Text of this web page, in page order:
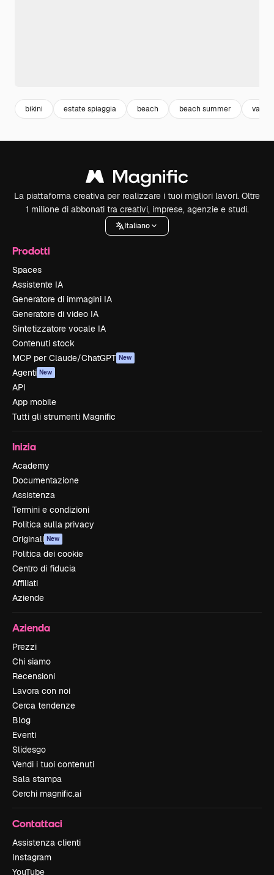
bikini estate spiaggia beach beach summer
La piattaforma creativa per realizzare i tuoi migliori lavori. Oltre
1 milione di abbonati tra creativi, imprese, agenzie e studi.
Italiano
Prodotti
Spaces
Assistente IA
Generatore di immagini IA
Generatore di video IA
Sintetizzatore vocale IA
Contenuti stock
MCP per Claude/ChatGPT New
Agenti New
API
App mobile
Tutti gli strumenti Magnific
Inizia
Academy
Documentazione
Assistenza
Termini e condizioni
Politica sulla privacy
Originali New
Politica dei cookie
Centro di fiducia
Affiliati
Aziende
Azienda
Prezzi
Chi siamo
Recensioni
Lavora con noi
Cerca tendenze
Blog
Eventi
Slidesgo
Vendi i tuoi contenuti
Sala stampa
Cerchi magnific.ai
Contattaci
Assistenza clienti
Instagram
YouTube